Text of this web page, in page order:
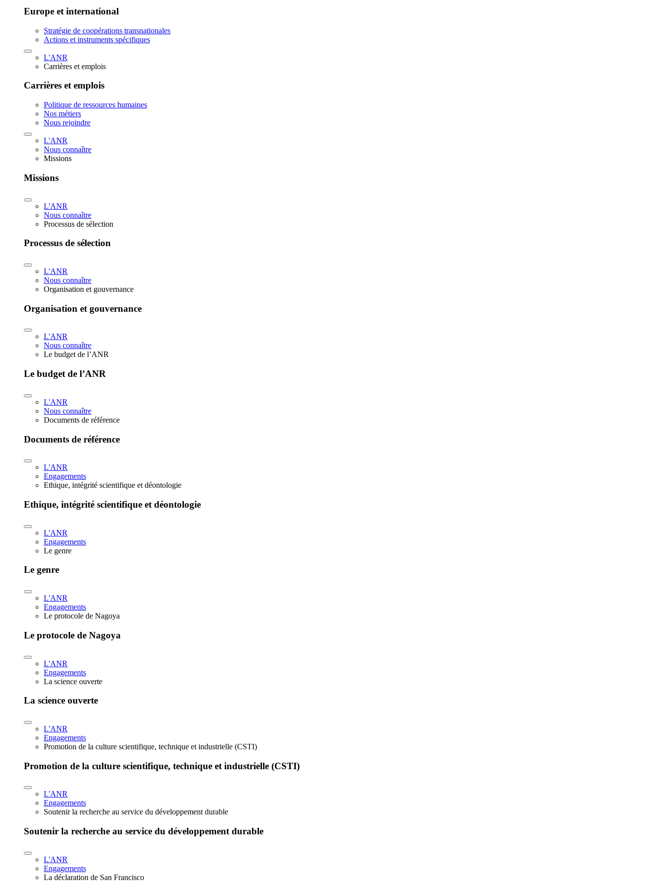
Europe et international
Stratégie de coopérations transnationales
Actions et instruments spécifiques
L'ANR
Carrières et emplois
Carrières et emplois
Politique de ressources humaines
Nos métiers
Nous rejoindre
L'ANR
Nous connaître
Missions
Missions
L'ANR
Nous connaître
Processus de sélection
Processus de sélection
L'ANR
Nous connaître
Organisation et gouvernance
Organisation et gouvernance
L'ANR
Nous connaître
Le budget de l’ANR
Le budget de l’ANR
L'ANR
Nous connaître
Documents de référence
Documents de référence
L'ANR
Engagements
Ethique, intégrité scientifique et déontologie
Ethique, intégrité scientifique et déontologie
L'ANR
Engagements
Le genre
Le genre
L'ANR
Engagements
Le protocole de Nagoya
Le protocole de Nagoya
L'ANR
Engagements
La science ouverte
La science ouverte
L'ANR
Engagements
Promotion de la culture scientifique, technique et industrielle (CSTI)
Promotion de la culture scientifique, technique et industrielle (CSTI)
L'ANR
Engagements
Soutenir la recherche au service du développement durable
Soutenir la recherche au service du développement durable
L'ANR
Engagements
La déclaration de San Francisco